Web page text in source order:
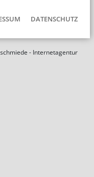
DATENSCHUTZ
- Internetagentur